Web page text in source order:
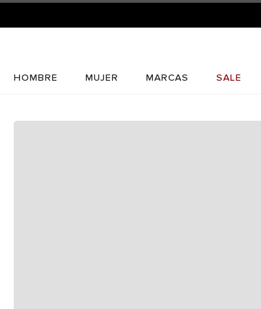
HOMBRE MUJER MARCAS SALE